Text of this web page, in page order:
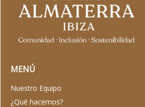
MENÚ
Nuestro Equipo
¿Qué hacemos?